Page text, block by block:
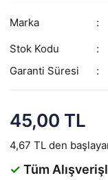
Marka
Stok Kodu
Garanti Süresi
45,00 TL
4,67 TL den
✓ Tüm